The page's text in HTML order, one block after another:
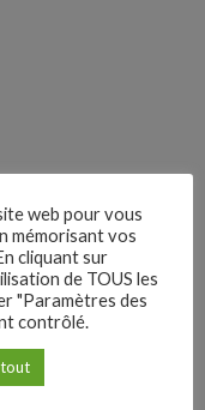
web pour vous
mémorisant vos
cliquant sur
de TOUS les
"Paramètres des
contrôlé.